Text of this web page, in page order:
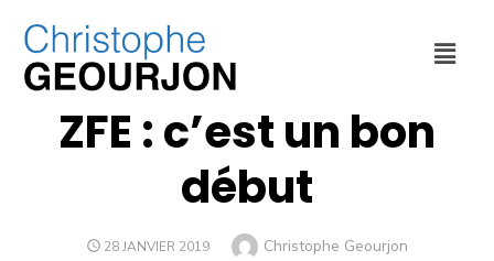
MÉTROPOLE DE LYON
ZFE : c’est un bon
début
28 JANVIER 2019 Christophe Geourjon